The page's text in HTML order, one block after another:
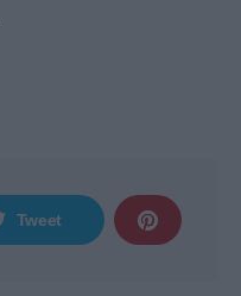
Tweet